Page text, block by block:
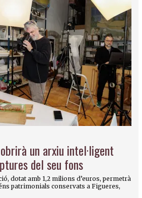
un arxiu intel·ligent
del seu fons
dotat amb 1,2 milions d’euros, permetrà
patrimonials conservats a Figueres,